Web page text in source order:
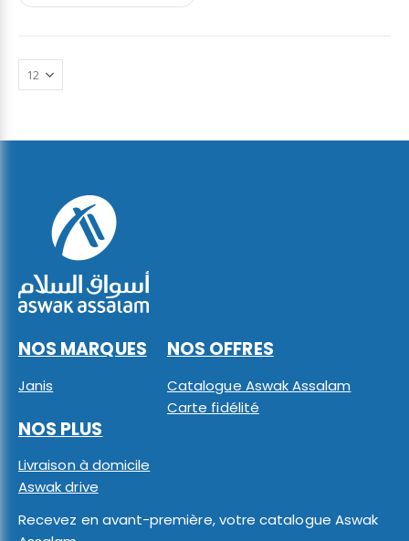
NOS MARQUES
Janis
NOS OFFRES
Catalogue Aswak Assalam
Carte fidélité
NOS PLUS
Livraison à domicile
Aswak drive
Recevez en avant-première, votre catalogue Aswak